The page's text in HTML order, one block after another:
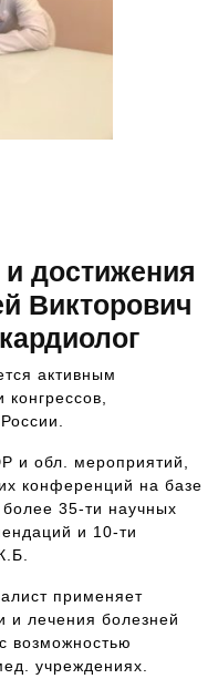
достижения
Викторович
активным
и обл. мероприятий,
конференций на базе
35-ти научных
и 10-ти
применяет
и лечения болезней
возможностью
учреждениях.